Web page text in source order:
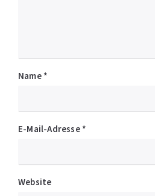
Name *
E-Mail-Adresse *
Website